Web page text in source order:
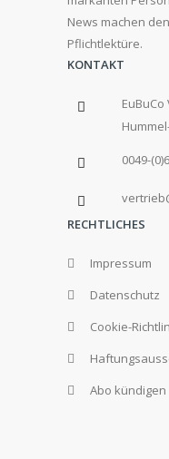
News machen
Pflichtlektüre.
KONTAKT
0049-
RECHTLICHES
Impressum
Datenschutz
Cookie-
Abo kündigen